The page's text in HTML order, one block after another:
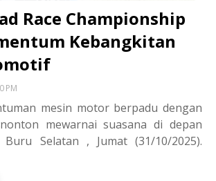
Race Championship
Kebangkitan
PM
mesin motor berpadu dengan
mewarnai suasana di depan
Selatan , Jumat (31/10/2025).